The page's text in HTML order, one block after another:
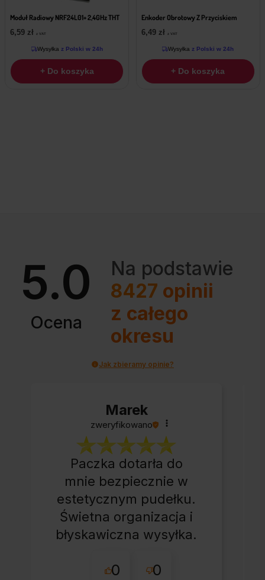
Moduł Radiowy NRF24L01+ 2,4GHz THT
6,59 zł z VAT
Wysyłka z Polski w 24h
+ Do koszyka
Enkoder Obrotowy Z Przyciskiem
6,49 zł z VAT
Wysyłka z Polski w 24h
+ Do koszyka
5.0
Ocena
Na podstawie
8427 opinii
z całego
okresu
Jak zbieramy opinie?
Marek
zweryfikowano
Paczka dotarła do
mnie bezpiecznie w
estetycznym pudełku.
Świetna organizacja i
błyskawiczna wysyłka.
sklepu nie pierwszy
0 0